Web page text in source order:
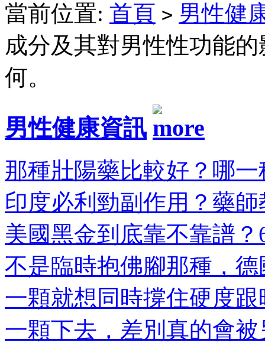
當前位置: 首頁 > 男性健
成分及其對男性性功能
何。
男性健康資訊
那種壯陽藥比較好？哪
印度必利勁副作用？藥
美國黑金到底靠不靠譜？
不是臨時抱佛腳那種，
一顆就想同時撐住硬度
一顆下去，差別真的會